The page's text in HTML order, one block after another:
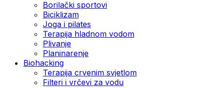
Borilački sportovi
Biciklizam
Joga i pilates
Terapija hladnom vodom
Plivanje
Planinarenje
Biohacking
Terapija crvenim svjetlom
Filteri i vrčevi za vodu